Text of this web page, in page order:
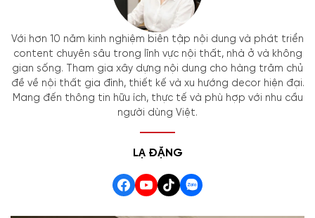
Với hơn 10 năm kinh nghiệm biên tập nội dung và phát triển
content chuyên sâu trong lĩnh vực nội thất, nhà ở và không
gian sống. Tham gia xây dựng nội dung cho hàng trăm chủ
đề về nội thất gia đình, thiết kế và xu hướng decor hiện đại.
Mang đến thông tin hữu ích, thực tế và phù hợp với nhu cầu
người dùng Việt.
LẠ ĐẶNG